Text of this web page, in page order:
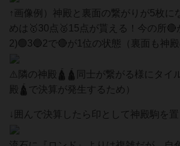
↑画像例）神殿と裏面の繋がりが5枚に
めは🥇30点🥈15点が貰える！今の所
2)🟢3🔵2で🔴が1位の状態（裏面も神殿
⚠️隣の神殿🛕🛕同士が繋がる様にタイ
殿🛕で決算が発生するため）
↓囲んで決算したら印として神殿駒を置